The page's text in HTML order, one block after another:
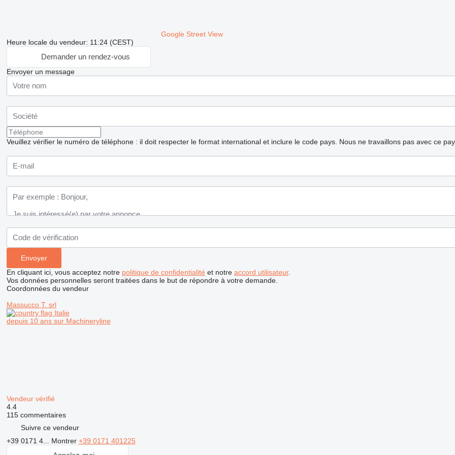
Google Street View
Heure locale du vendeur: 11:24 (CEST)
Demander un rendez-vous
Envoyer un message
Veuillez vérifier le numéro de téléphone : il doit respecter le format international et inclure le code pays. Nous ne travaillons pas avec ce
En cliquant ici, vous acceptez notre politique de confidentialité et notre accord utilisateur.
Vos données personnelles seront traitées dans le but de répondre à votre demande.
Coordonnées du vendeur
Massucco T. srl
Italie
depuis 10 ans sur Machineryline
Vendeur vérifié
4.4
115 commentaires
Suivre ce vendeur
+39 0171 4... Montrer +39 0171 401225